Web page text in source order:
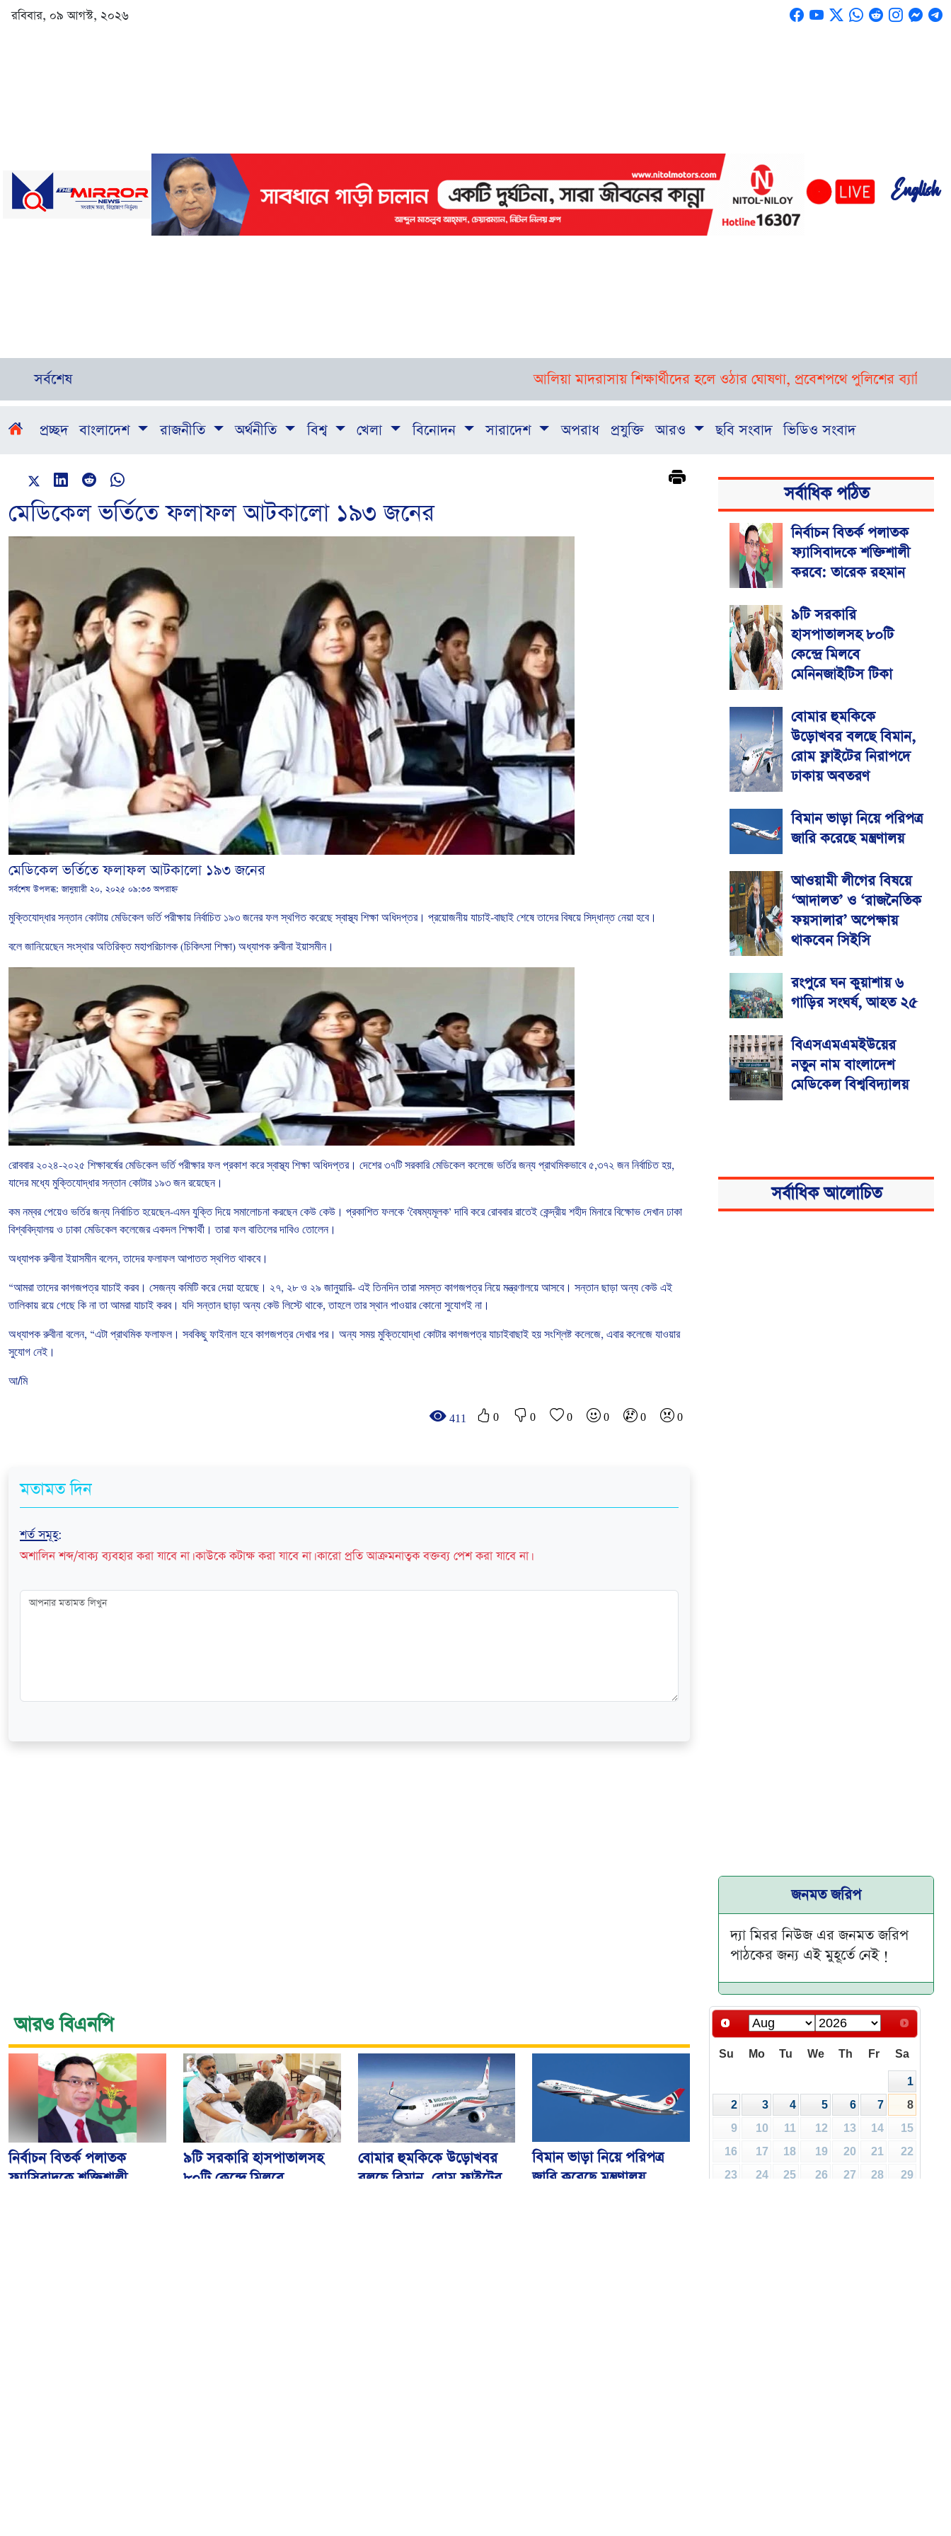
রবিবার, ০৯ আগস্ট, ২০২৬
English
সর্বশেষ আলিয়া মাদরাসায় শিক্ষার্থীদের হলে ওঠার ঘোষণা, প্রবেশপথে পুলিশের ব্যারিকেডপ্রথমবার
প্রচ্ছদ বাংলাদেশ রাজনীতি অর্থনীতি বিশ্ব খেলা বিনোদন সারাদেশ অপরাধ প্রযুক্তি আরও ছবি সংবাদ ভিডিও সংবাদ
মেডিকেল ভর্তিতে ফলাফল আটকালো ১৯৩ জনের
মেডিকেল ভর্তিতে ফলাফল আটকালো ১৯৩ জনের
সর্বশেষ উপলব্ধ:জানুয়ারী ২০, ২০২৫ ০৯:৩৩ অপরাহ্ন
মুক্তিযোদ্ধার সন্তান কোটায় মেডিকেল ভর্তি পরীক্ষায় নির্বাচিত ১৯৩ জনের ফল স্থগিত করেছে স্বাস্থ্য শিক্ষা অধিদপ্তর। প্রয়োজনীয় যাচাই-বাছাই শেষে তাদের বিষয়ে সিদ্ধান্ত নেয়া হবে।
বলে জানিয়েছেন সংস্থার অতিরিক্ত মহাপরিচালক (চিকিৎসা শিক্ষা) অধ্যাপক রুবীনা ইয়াসমীন।
রোববার ২০২৪-২০২৫ শিক্ষাবর্ষের মেডিকেল ভর্তি পরীক্ষার ফল প্রকাশ করে স্বাস্থ্য শিক্ষা অধিদপ্তর। দেশের ৩৭টি সরকারি মেডিকেল কলেজে ভর্তির জন্য প্রাথমিকভাবে ৫,৩৭২ জন নির্বাচিত হয়,
যাদের মধ্যে মুক্তিযোদ্ধার সন্তান কোটার ১৯৩ জন রয়েছেন।
কম নম্বর পেয়েও ভর্তির জন্য নির্বাচিত হয়েছেন-এমন যুক্তি দিয়ে সমালোচনা করছেন কেউ কেউ। প্রকাশিত ফলকে ‘বৈষম্যমূলক’দাবি করে রোববার রাতেই কেন্দ্রীয় শহীদ মিনারে বিক্ষোভ দেখান ঢাকা
বিশ্ববিদ্যালয় ও ঢাকা মেডিকেল কলেজের একদল শিক্ষার্থী। তারা ফল বাতিলের দাবিও তোলেন।
অধ্যাপক রুবীনা ইয়াসমীন বলেন,তাদের ফলাফল আপাতত স্থগিত থাকবে।
“আমরা তাদের কাগজপত্র যাচাই করব। সেজন্য কমিটি করে দেয়া হয়েছে। ২৭, ২৮ ও ২৯ জানুয়ারি- এই তিনদিন তারা সমস্ত কাগজপত্র নিয়ে মন্ত্রণালয়ে আসবে। সন্তান ছাড়া অন্য কেউ এই
তালিকায় রয়ে গেছে কি না তা আমরা যাচাই করব। যদি সন্তান ছাড়া অন্য কেউ লিস্টে থাকে,তাহলে তার স্থান পাওয়ার কোনো সুযোগই না।
অধ্যাপক রুবীনা বলেন, “এটা প্রাথমিক ফলাফল। সবকিছু ফাইনাল হবে কাগজপত্র দেখার পর। অন্য সময় মুক্তিযোদ্ধা কোটার কাগজপত্র যাচাইবাছাই হয় সংশ্লিষ্ট কলেজে, এবার কলেজে যাওয়ার
সুযোগ নেই।
আ/মি
411 0 0 0 0 0 0
মতামত দিন
শর্ত সমূহ:
অশালিন শব্দ/বাক্য ব্যবহার করা যাবে না। কাউকে কটাক্ষ করা যাবে না। কারো প্রতি আক্রমনাত্বক বক্তব্য পেশ করা যাবে না।
সর্বাধিক পঠিত
নির্বাচন বিতর্ক পলাতক
ফ্যাসিবাদকে শক্তিশালী
করবে: তারেক রহমান
৯টি সরকারি
হাসপাতালসহ ৮০টি
কেন্দ্রে মিলবে
মেনিনজাইটিস টিকা
বোমার হুমকিকে
উড়োখবর বলছে বিমান,
রোম ফ্লাইটের নিরাপদে
ঢাকায় অবতরণ
বিমান ভাড়া নিয়ে পরিপত্র
জারি করেছে মন্ত্রণালয়
আওয়ামী লীগের বিষয়ে
‘আদালত’ ও ‘রাজনৈতিক
ফয়সালার’ অপেক্ষায়
থাকবেন সিইসি
রংপুরে ঘন কুয়াশায় ৬
গাড়ির সংঘর্ষ, আহত ২৫
বিএসএমএমইউয়ের
নতুন নাম বাংলাদেশ
মেডিকেল বিশ্ববিদ্যালয়
সর্বাধিক আলোচিত
জনমত জরিপ
দ্যা মিরর নিউজ এর জনমত জরিপ
পাঠকের জন্য এই মুহূর্তে নেই !
আরও বিএনপি
নির্বাচন বিতর্ক পলাতক
ফ্যাসিবাদকে শক্তিশালী
৯টি সরকারি হাসপাতালসহ
৮০টি কেন্দ্রে মিলবে
বোমার হুমকিকে উড়োখবর
বলছে বিমান, রোম ফ্লাইটের
বিমান ভাড়া নিয়ে পরিপত্র
জারি করেছে মন্ত্রণালয়
Su Mo Tu We Th Fr Sa
1
2
3 4 5 6 7
8
9
10 11 12 13 14
15
16
17 18 19 20 21
22
23
24 25 26 27 28
29